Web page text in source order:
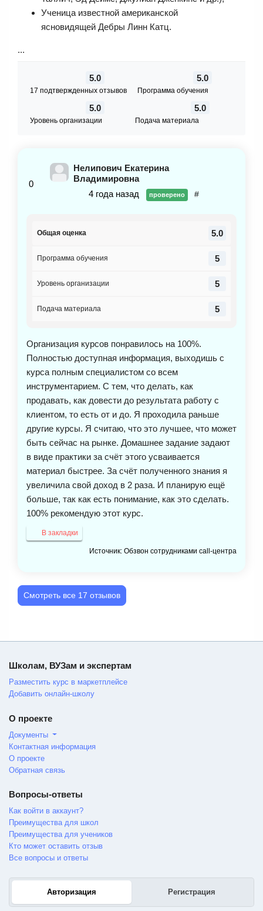
Ученица известной американской
ясновидящей Дебры Линн Катц.
...
5.0
17 подтвержденных отзывов
5.0
Программа обучения
5.0
Уровень организации
5.0
Подача материала
0
Нелипович Екатерина
Владимировна
4 года назад
проверено #
5.0
Общая оценка
5
Программа обучения
5
Уровень организации
5
Подача материала
Организация курсов понравилось на 100%.
Полностью доступная информация, выходишь с
курса полным специалистом со всем
инструментарием. С тем, что делать, как
продавать, как довести до результата работу с
клиентом, то есть от и до. Я проходила раньше
другие курсы. Я считаю, что это лучшее, что может
быть сейчас на рынке. Домашнее задание задают
в виде практики за счёт этого усваивается
материал быстрее. За счёт полученного знания я
увеличила свой доход в 2 раза. И планирую ещё
больше, так как есть понимание, как это сделать.
100% рекомендую этот курс.
В закладки
Источник: Обзвон сотрудниками call-центра
Смотреть все 17 отзывов
Школам, ВУЗам и экспертам
Разместить курс в маркетплейсе
Добавить онлайн-школу
О проекте
Документы
Контактная информация
О проекте
Обратная связь
Вопросы-ответы
Как войти в аккаунт?
Преимущества для школ
Преимущества для учеников
Кто может оставить отзыв
Все вопросы и ответы
Авторизация Регистрация